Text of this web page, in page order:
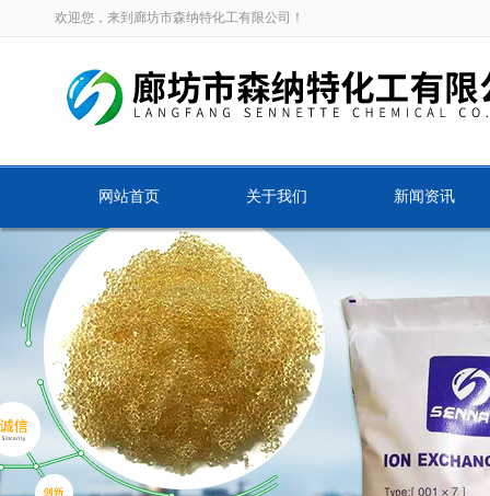
欢迎您，来到廊坊市森纳特化工有限公司！
网站首页 关于我们 新闻资讯